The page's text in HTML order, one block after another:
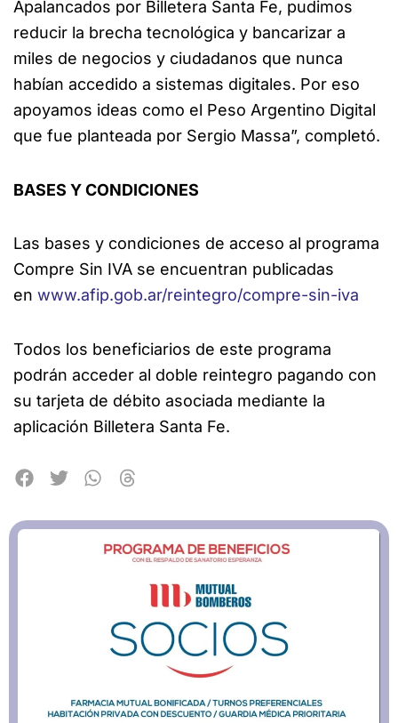
Apalancados por Billetera Santa Fe, pudimos
reducir la brecha tecnológica y bancarizar a
miles de negocios y ciudadanos que nunca
habían accedido a sistemas digitales. Por eso
apoyamos ideas como el Peso Argentino Digital
que fue planteada por Sergio Massa”, completó.
BASES Y CONDICIONES
Las bases y condiciones de acceso al programa
Compre Sin IVA se encuentran publicadas
en www.afip.gob.ar/reintegro/compre-sin-iva
Todos los beneficiarios de este programa
podrán acceder al doble reintegro pagando con
su tarjeta de débito asociada mediante la
aplicación Billetera Santa Fe.